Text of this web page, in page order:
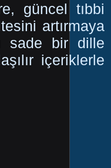
güncel tıbbi
artırmaya
sade bir dille
içeriklerle